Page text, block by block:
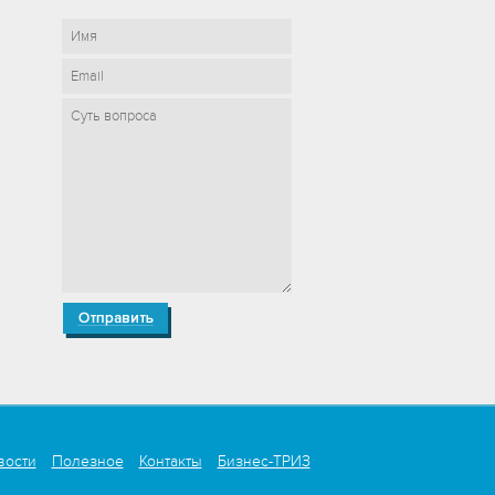
Полезное Контакты Бизнес-ТРИЗ